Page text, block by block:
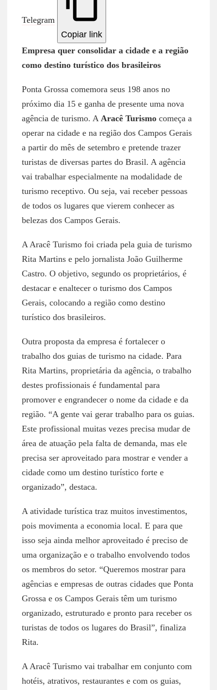
Telegram
Copiar link
Empresa quer consolidar a cidade e a região
como destino turístico dos brasileiros
Ponta Grossa comemora seus 198 anos no
próximo dia 15 e ganha de presente uma nova
agência de turismo. A Aracê Turismo começa a
operar na cidade e na região dos Campos Gerais
a partir do mês de setembro e pretende trazer
turistas de diversas partes do Brasil. A agência
vai trabalhar especialmente na modalidade de
turismo receptivo. Ou seja, vai receber pessoas
de todos os lugares que vierem conhecer as
belezas dos Campos Gerais.
A Aracê Turismo foi criada pela guia de turismo
Rita Martins e pelo jornalista João Guilherme
Castro. O objetivo, segundo os proprietários, é
destacar e enaltecer o turismo dos Campos
Gerais, colocando a região como destino
turístico dos brasileiros.
Outra proposta da empresa é fortalecer o
trabalho dos guias de turismo na cidade. Para
Rita Martins, proprietária da agência, o trabalho
destes profissionais é fundamental para
promover e engrandecer o nome da cidade e da
região. “A gente vai gerar trabalho para os guias.
Este profissional muitas vezes precisa mudar de
área de atuação pela falta de demanda, mas ele
precisa ser aproveitado para mostrar e vender a
cidade como um destino turístico forte e
organizado”, destaca.
A atividade turística traz muitos investimentos,
pois movimenta a economia local. E para que
isso seja ainda melhor aproveitado é preciso de
uma organização e o trabalho envolvendo todos
os membros do setor. “Queremos mostrar para
agências e empresas de outras cidades que Ponta
Grossa e os Campos Gerais têm um turismo
organizado, estruturado e pronto para receber os
turistas de todos os lugares do Brasil”, finaliza
Rita.
A Aracê Turismo vai trabalhar em conjunto com
hotéis, atrativos, restaurantes e com os guias,